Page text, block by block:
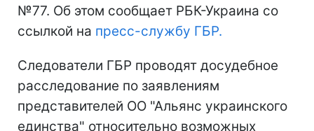
№77. Об этом сообщает РБК-Украина со
ссылкой на пресс-службу ГБР.
Следователи ГБР проводят досудебное
расследование по заявлениям
представителей ОО "Альянс украинского
единства" относительно возможных